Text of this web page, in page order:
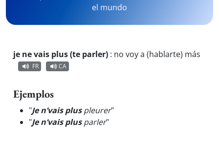
el mundo
je ne vais plus (te parler) : no voy a (hablarte) más
FR CA
Ejemplos
"Je n’vais pluspleurer"
"Je n’vais plusparler"